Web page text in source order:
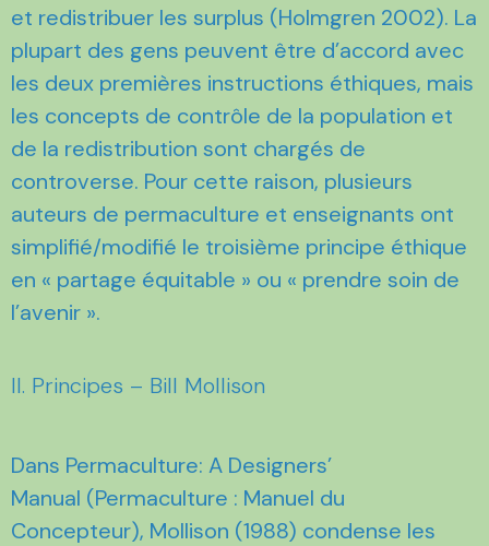
et redistribuer les surplus (Holmgren 2002). La
plupart des gens peuvent être d’accord avec
les deux premières instructions éthiques, mais
les concepts de contrôle de la population et
de la redistribution sont chargés de
controverse. Pour cette raison, plusieurs
auteurs de permaculture et enseignants ont
simplifié/modifié le troisième principe éthique
en « partage équitable » ou « prendre soin de
l’avenir ».
II. Principes – Bill Mollison
Dans Permaculture: A Designers’
Manual (Permaculture : Manuel du
Concepteur), Mollison (1988) condense les